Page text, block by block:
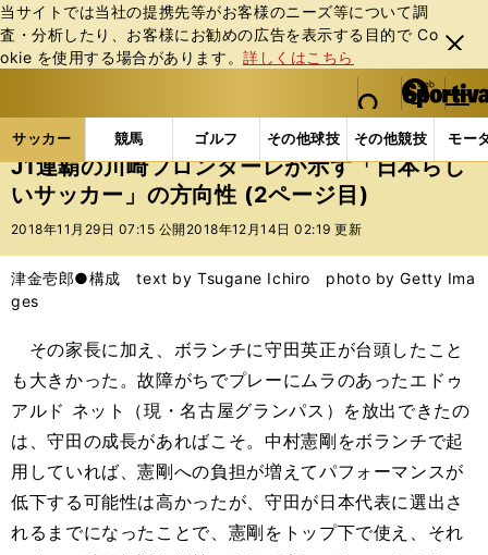
当サイトでは当社の提携先等がお客様のニーズ等について調
査・分析したり、お客様にお勧めの広告を表⽰する⽬的で Co
okie を使⽤する場合があります。詳しくはこちら
閉じ
る
web Sportiva (webスポルティーバ)
検索
マイペ
ー
ジ
メニュ
サッカー 競馬 ゴルフ その他球技 その他競技 モー
ス
ポ
ル
バ
サッカーの記事一覧 Jリーグ他 福田正博 J1連覇
J1連覇の川崎フロンターレが示す「日本らし
いサッカー」の方向性 (2ページ目)
2018年11月29日 07:15 公開 2018年12月14日 02:19 更新
津金壱郎●構成 text by Tsugane Ichiro photo by Getty Ima
ges
その家長に加え、ボランチに守田英正が台頭したこと
も大きかった。故障がちでプレーにムラのあったエドゥ
アルド ネット（現・名古屋グランパス）を放出できたの
は、守田の成長があればこそ。中村憲剛をボランチで起
用していれば、憲剛への負担が増えてパフォーマンスが
低下する可能性は高かったが、守田が日本代表に選出さ
れるまでになったことで、憲剛をトップ下で使え、それ